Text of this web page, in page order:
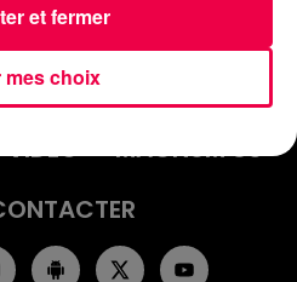
EMISSIONS
PODCASTS
VIDÉO
MAGNUM 80
mes choix
et fermer